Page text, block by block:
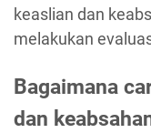
keaslian dan
melakukan
Bagaimana
dan